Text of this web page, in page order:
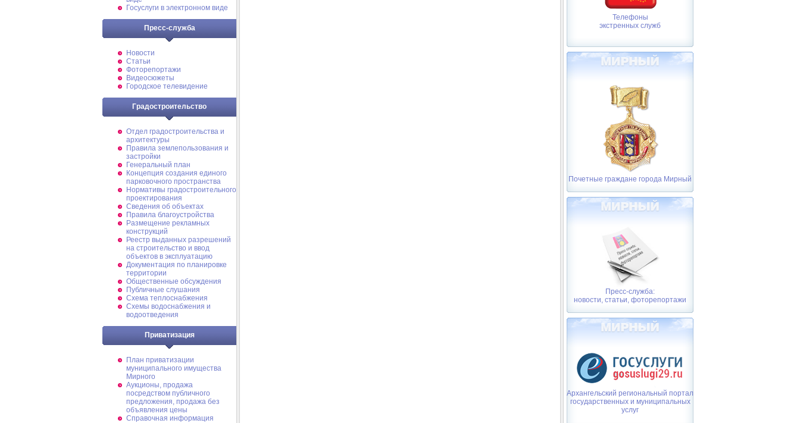
Госуслуги в электронном виде
Пресс-служба
Новости
Статьи
Фоторепортажи
Видеосюжеты
Городское телевидение
Градостроительство
Отдел градостроительства и
архитектуры
Правила землепользования и
застройки
Генеральный план
Концепция создания единого
парковочного пространства
Нормативы градостроительного
проектирования
Сведения об объектах
Правила благоустройства
Размещение рекламных
конструкций
Реестр выданных разрешений
на строительство и ввод
объектов в эксплуатацию
Документация по планировке
территории
Общественные обсуждения
Публичные слушания
Схема теплоснабжения
Схемы водоснабжения и
водоотведения
Приватизация
План приватизации
муниципального имущества
Мирного
Аукционы, продажа
посредством публичного
предложения, продажа без
объявления цены
Справочная информация
Телефоны
экстренных служб
Почетные граждане города Мирный
Пресс-служба:
новости, статьи, фоторепортажи
Архангельский региональный портал
государственных и муниципальных
услуг